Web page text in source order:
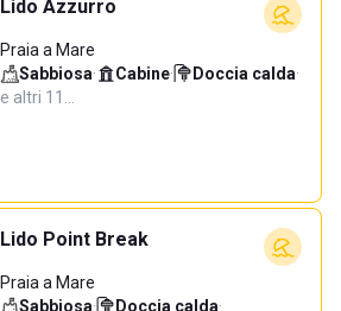
Lido Azzurro
Praia a Mare
Sabbiosa· Cabine· Doccia calda·
e altri 11…
Lido Point Break
Praia a Mare
Sabbiosa· Doccia calda·